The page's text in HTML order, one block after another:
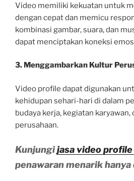
Video memiliki kekuatan untuk
dengan cepat dan memicu
kombinasi gambar, suara, dan
dapat menciptakan koneksi
3. Menggambarkan Kultur
Video profile dapat digunakan
kehidupan sehari-hari di dalam
budaya kerja, kegiatan karyawan,
perusahaan.
Kunjungijasa video profile
penawaran menarik hanya